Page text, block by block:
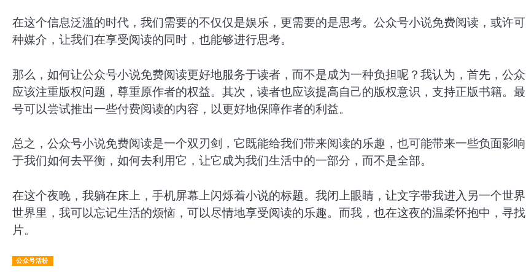
在这个信息泛滥的时代，我们需要的不仅仅是娱乐，更需要的是思考。公众号小说免费阅读，或许
种媒介，让我们在享受阅读的同时，也能够进行思考。
那么，如何让公众号小说免费阅读更好地服务于读者，而不是成为一种负担呢？我认为，首先，公
应该注重版权问题，尊重原作者的权益。其次，读者也应该提高自己的版权意识，支持正版书籍。
号可以尝试推出一些付费阅读的内容，以更好地保障作者的利益。
总之，公众号小说免费阅读是一个双刃剑，它既能给我们带来阅读的乐趣，也可能带来一些负面影
于我们如何去平衡，如何去利用它，让它成为我们生活中的一部分，而不是全部。
在这个夜晚，我躺在床上，手机屏幕上闪烁着小说的标题。我闭上眼睛，让文字带我进入另一个世
世界里，我可以忘记生活的烦恼，可以尽情地享受阅读的乐趣。而我，也在这夜的温柔怀抱中，寻
片。
公众号活粉